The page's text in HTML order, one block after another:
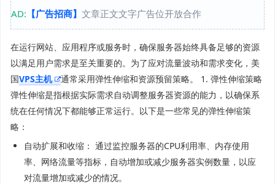
AD: 【广告招商】 文章正文文字广告位开放合作
在运行网站、应用程序或服务时，确保服务器始终具备足够的资源
以满足用户需求是至关重要的。为了应对流量波动和需求变化，美
国VPS主机
通常采用弹性伸缩和资源预留策略。 1. 弹性伸缩策略
弹性伸缩是指根据实际需求自动调整服务器资源的能力，以确保系
统在任何情况下都能够正常运行。以下是一些常见的弹性伸缩策
略：
自动扩展和收缩： 通过监控服务器的CPU利用率、内存使用
率、网络流量等指标，自动增加或减少服务器实例数量，以应
对流量增加或减少的情况。